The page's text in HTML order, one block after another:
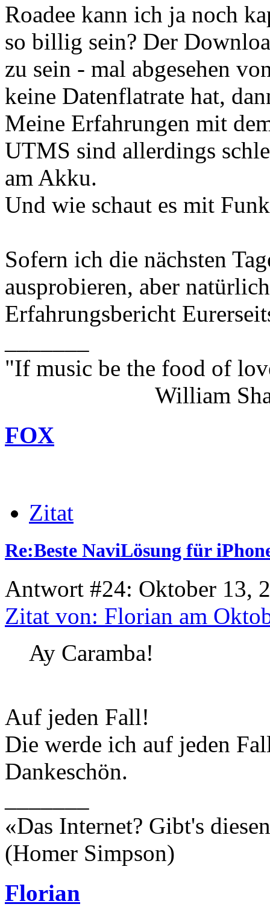
Roadee kann ich ja noch
so billig sein? Der
zu sein - mal abgesehen
keine Datenflatrate hat,
Meine Erfahrungen mit
UTMS sind allerdings
am Akku.
Und wie schaut es mit
Sofern ich die nächsten
ausprobieren, aber
Erfahrungsbericht
"If music be the food of
William
FOX
Zitat
Re:Beste NaviLösung für
Antwort #24: Oktober 13,
Zitat von: Florian am
Ay Caramba!
Auf jeden Fall!
Die werde ich auf jeden
Dankeschön.
«Das Internet? Gibt's
(Homer Simpson)
Florian